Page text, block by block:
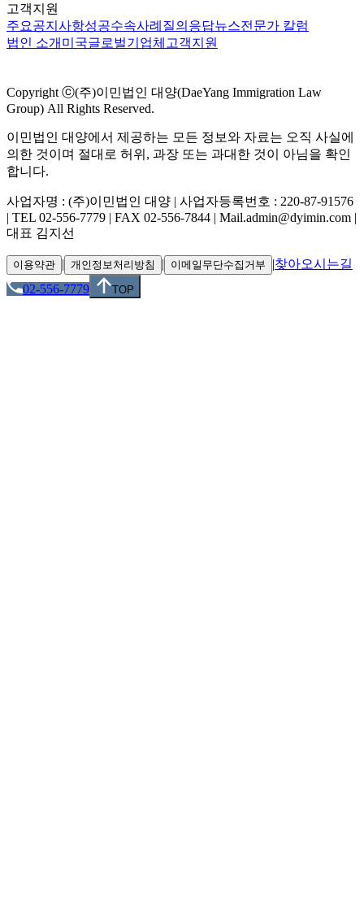
고객지원
주요공지사항성공수속사례 질의응답뉴스전문가 칼럼
법인 소개 미국글로벌기업체 고객지원
Copyright ⓒ(주)이민법인 대양(DaeYang Immigration Law
Group) All Rights Reserved.
이민법인 대양에서 제공하는 모든 정보와 자료는 오직 사실에
의한 것이며 절대로 허위, 과장 또는 과대한 것이 아님을 확인
합니다.
사업자명 : (주)이민법인 대양 | 사업자등록번호 : 220-87-91576
| TEL 02-556-7779 | FAX 02-556-7844 | Mail.admin@dyimin.com |
대표 김지선
이용약관 | 개인정보처리방침 | 이메일무단수집거부 |찾아오시는길
02-556-7779
TOP